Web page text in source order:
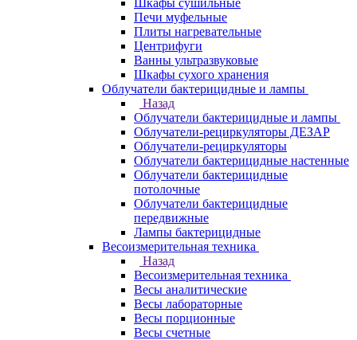
Шкафы сушильные
Печи муфельные
Плиты нагревательные
Центрифуги
Ванны ультразвуковые
Шкафы сухого хранения
Облучатели бактерицидные и лампы
Назад
Облучатели бактерицидные и лампы
Облучатели-рециркуляторы ДЕЗАР
Облучатели-рециркуляторы
Облучатели бактерицидные настенные
Облучатели бактерицидные
потолочные
Облучатели бактерицидные
передвижные
Лампы бактерицидные
Весоизмерительная техника
Назад
Весоизмерительная техника
Весы аналитические
Весы лабораторные
Весы порционные
Весы счетные